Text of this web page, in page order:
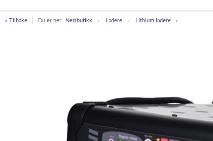
« Tilbake Du er her: Nettbutikk Ladere Lithium ladere